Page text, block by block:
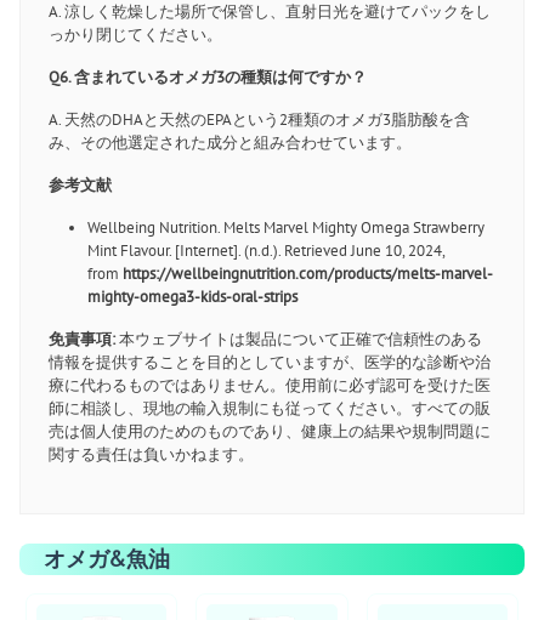
A. 涼しく乾燥した場所で保管し、直射日光を避けてパックをし
っかり閉じてください。
Q6. 含まれているオメガ3の種類は何ですか？
A. 天然のDHAと天然のEPAという2種類のオメガ3脂肪酸を含
み、その他選定された成分と組み合わせています。
参考文献
Wellbeing Nutrition. Melts Marvel Mighty Omega Strawberry
Mint Flavour. [Internet]. (n.d.). Retrieved June 10, 2024,
from https://wellbeingnutrition.com/products/melts-marvel-
mighty-omega3-kids-oral-strips
免責事項:本ウェブサイトは製品について正確で信頼性のある
情報を提供することを目的としていますが、医学的な診断や治
療に代わるものではありません。使用前に必ず認可を受けた医
師に相談し、現地の輸入規制にも従ってください。すべての販
売は個人使用のためのものであり、健康上の結果や規制問題に
関する責任は負いかねます。
オメガ&魚油